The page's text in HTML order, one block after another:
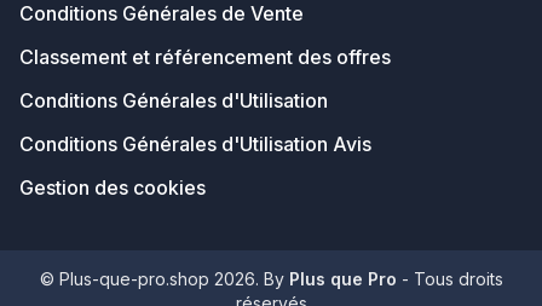
Conditions Générales de Vente
Classement et référencement des offres
Conditions Générales d'Utilisation
Conditions Générales d'Utilisation Avis
Gestion des cookies
© Plus-que-pro.shop 2026. By Plus que Pro - Tous droits